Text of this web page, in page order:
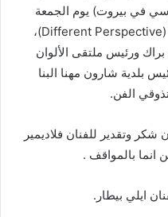
في بيروت) يوم الجمعة
معرضا حمل عنوان “منظور مختلف” (Different Perspective)،
ورئيس ملتقى الألوان
بلدية شارون مهنا البنا
الفن.
وتقدير للفنان فلاديمير
انما بالمواقف .
ايلي بيطار.